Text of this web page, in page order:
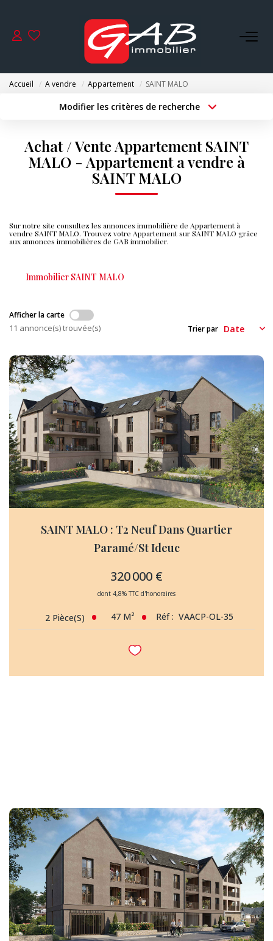
ACHETER
SYNDIC
NOS AGENCES
CONTACT
Accueil A vendre Appartement SAINT MALO
Modifier les critères de recherche
Sélectionnez...
Type de bien
Surface min
Plus de critères
Achat / Vente Appartement SAINT
MALO - Appartement a vendre à
SAINT MALO
Sur notre site consultez les annonces immobilière de Appartement à
vendre SAINT MALO. Trouvez votre Appartement sur SAINT MALO grâce
aux annonces immobilières de GAB immobilier.
Immobilier SAINT MALO
Afficher la carte
11 annonce(s) trouvée(s) Trier par
SAINT MALO : T2 Neuf Dans Quartier
Paramé/St Ideuc
320 000 €
dont 4,8% TTC d'honoraires
2 Pièce(s) 47 M² Réf : VAACP-OL-35